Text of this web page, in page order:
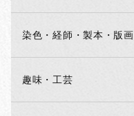
染色・経師・製本・版画
趣味・工芸